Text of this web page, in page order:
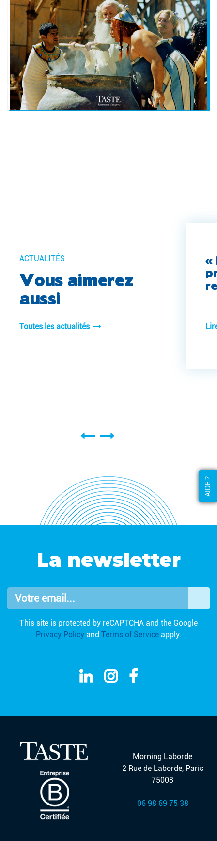
ACTUALITÉS
Vous aimerez
aussi
Toutes les actualités
«
La newsletter
Votre email...
This site is protected by reCAPTCHA and the Google
Privacy Policy and Terms of Service apply.
Morning Laborde
2 Rue de Laborde, Paris
75008
06 98 69 75 38
AIDE ?